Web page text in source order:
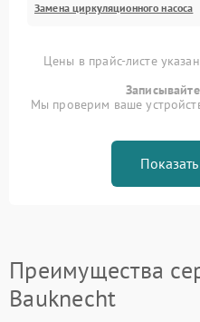
Замена циркуляционного насоса
Цены в прайс-листе
Мы проверим ваше
Преимущества
Bauknecht